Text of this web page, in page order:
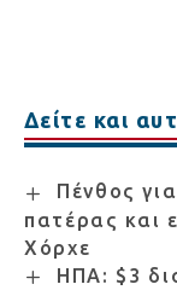
Δείτε και
Πένθος
πατέρας και
Χόρχε
ΗΠΑ: $3